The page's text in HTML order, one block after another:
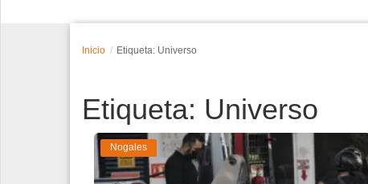
Edición Impresa
Inicio Etiqueta: Universo
Etiqueta: Universo
Nogales